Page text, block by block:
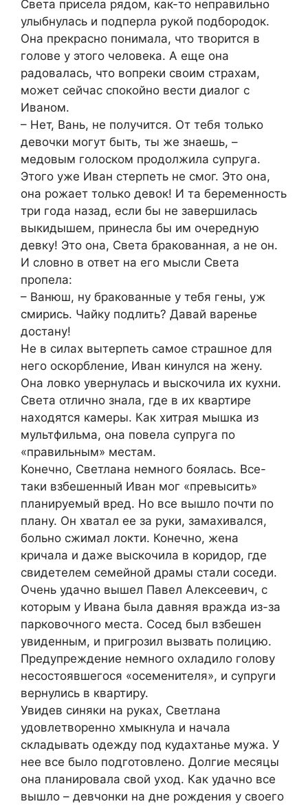
Света присела рядом, как-то неправильно
улыбнулась и подперла рукой подбородок.
Она прекрасно понимала, что творится в
голове у этого человека. А еще она
радовалась, что вопреки своим страхам,
может сейчас спокойно вести диалог с
Иваном.
– Нет, Вань, не получится. От тебя только
девочки могут быть, ты же знаешь, –
медовым голоском продолжила супруга.
Этого уже Иван стерпеть не смог. Это она,
она рожает только девок! И та беременность
три года назад, если бы не завершилась
выкидышем, принесла бы им очередную
девку! Это она, Света бракованная, а не он.
И словно в ответ на его мысли Света
пропела:
– Ванюш, ну бракованные у тебя гены, уж
смирись. Чайку подлить? Давай варенье
достану!
Не в силах вытерпеть самое страшное для
него оскорбление, Иван кинулся на жену.
Она ловко увернулась и выскочила их кухни.
Света отлично знала, где в их квартире
находятся камеры. Как хитрая мышка из
мультфильма, она повела супруга по
«правильным» местам.
Конечно, Светлана немного боялась. Все-
таки взбешенный Иван мог «превысить»
планируемый вред. Но все вышло почти по
плану. Он хватал ее за руки, замахивался,
больно сжимал локти. Конечно, жена
кричала и даже выскочила в коридор, где
свидетелем семейной драмы стали соседи.
Очень удачно вышел Павел Алексеевич, с
которым у Ивана была давняя вражда из-за
парковочного места. Сосед был взбешен
увиденным, и пригрозил вызвать полицию.
Предупреждение немного охладило голову
несостоявшегося «осеменителя», и супруги
вернулись в квартиру.
Увидев синяки на руках, Светлана
удовлетворенно хмыкнула и начала
складывать одежду под кудахтанье мужа. У
нее все было подготовлено. Долгие месяцы
она планировала свой уход. Как удачно все
вышло – девчонки на дне рождения у своего